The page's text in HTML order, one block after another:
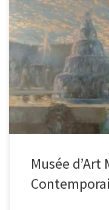
Voici une des plus belles
Touche conservée en
[…]
Musée